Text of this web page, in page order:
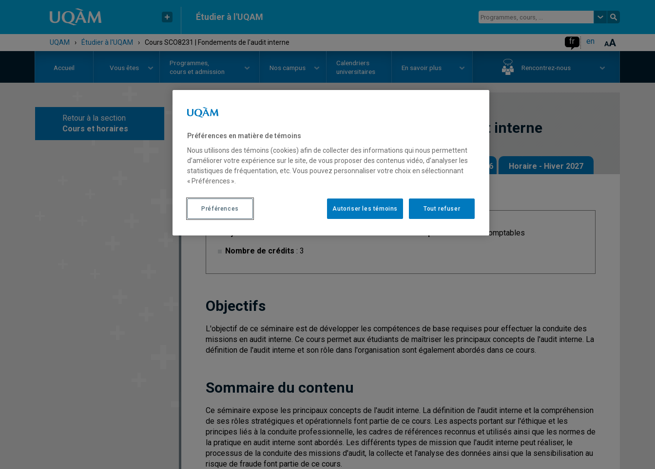
Étudier à l'UQAM
UQAM › Étudier à l'UQAM › Cours SCO8231 | Fondements de l'audit interne fr en
Accueil Vous êtes
Programmes,
cours et admission
Nos campus
Calendriers
universitaires
En savoir plus Rencontrez-nous
Retour à la section
Cours et horaires
Fondements de l'audit interne
Description Horaire - Été 2026 Horaire - Automne 2026 Horaire - Hiver 2027
Nombre de crédits : 3
: Sciences comptables
Objectifs
L'objectif de ce séminaire est de développer les compétences de base requises pour effectuer la conduite des
missions en audit interne. Ce cours permet aux étudiants de maîtriser les principaux concepts de l'audit interne. La
définition de l'audit interne et son rôle dans l'organisation sont également abordés dans ce cours.
Sommaire du contenu
Ce séminaire expose les principaux concepts de l'audit interne. La définition de l'audit interne et la compréhension
de ses rôles stratégiques et opérationnels font partie de ce cours. Les aspects portant sur l'éthique et les
principes liés à la conduite professionnelle, les cadres de références reconnus et utilisés ainsi que les normes de
la pratique en audit interne sont abordés. Les différents types de mission que l'audit interne peut réaliser, le
processus de la conduite des missions d'audit, la collecte et l'analyse des données ainsi que la sensibilisation au
risque de fraude font partie de ce cours.
Préférences en matière de témoins
Nous utilisons des témoins (cookies) afin de collecter des informations qui nous permettent
d’améliorer votre expérience sur le site, de vous proposer des contenus vidéo, d’analyser les
statistiques de fréquentation, etc. Vous pouvez personnaliser votre choix en sélectionnant
« Préférences ».
Tout refuser
Autoriser les témoins
Préférences